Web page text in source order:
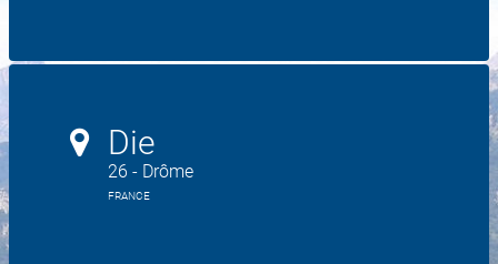
Die
26 - Drôme
FRANCE